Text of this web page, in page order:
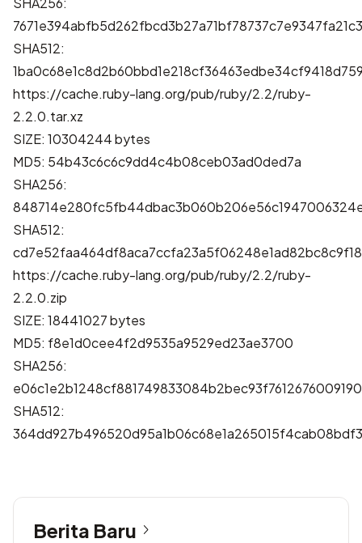
SHA512:
https://cache.ruby-lang.org/pub/ruby/2.2/ruby-
2.2.0.tar.xz
SIZE: 10304244 bytes
MD5: 54b43c6c6c9dd4c4b08ceb03ad0ded7a
SHA256:
SHA512:
https://cache.ruby-lang.org/pub/ruby/2.2/ruby-
2.2.0.zip
SIZE: 18441027 bytes
MD5: f8e1d0cee4f2d9535a9529ed23ae3700
SHA256:
SHA512:
Berita Baru